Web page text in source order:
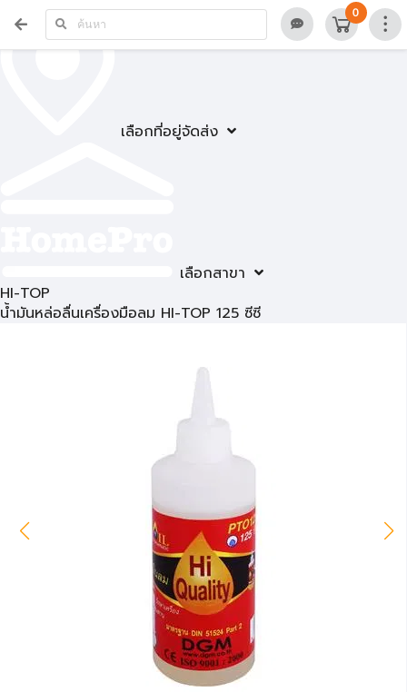
เลือกที่อยู่จัดส่ง
เลือกสาขา
0
HI-TOP
น้ำมันหล่อลื่นเครื่องมือลม HI-TOP 125 ซีซี